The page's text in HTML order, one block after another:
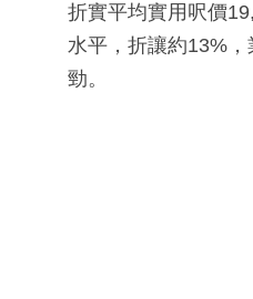
折實平均實用呎價
水平，折讓約13%
勁。